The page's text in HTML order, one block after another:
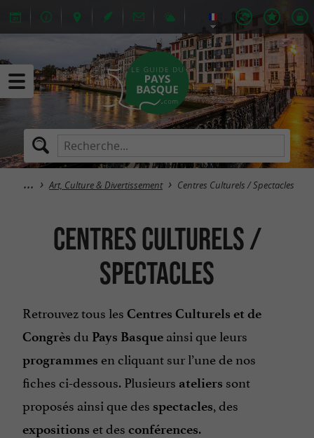
Art, Culture & Divertissement Centres Culturels / Spectacles
Centres Culturels /
Spectacles
Retrouvez tous les Centres Culturels et de
Congrès du Pays Basque ainsi que leurs
programmes en cliquant sur l’une de nos
fiches ci-dessous. Plusieurs ateliers sont
proposés ainsi que des spectacles, des
expositions et des conférences.